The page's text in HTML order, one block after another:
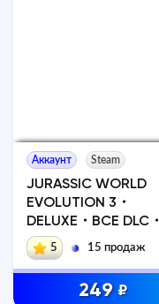
Аккаунт Steam
JURASSIC WORLD
EVOLUTION 3・
DELUXE・ВСЕ DLC・
STEAM・PC
5 15 продаж
249 ₽